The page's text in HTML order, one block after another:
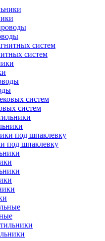
систем
систем
под шпаклевку